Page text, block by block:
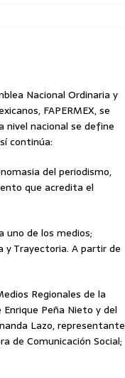
Nacional Ordinaria y
FAPERMEX, se
nivel nacional se define
continúa:
del periodismo,
que acredita el
uno de los medios;
y Trayectoria. A partir de
Regionales de la
Peña Nieto y del
Lazo, representante
de Comunicación Social;